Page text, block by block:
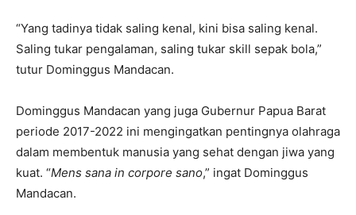
“Yang tadinya tidak saling kenal, kini bisa saling kenal.
Saling tukar pengalaman, saling tukar skill sepak bola,”
tutur Dominggus Mandacan.
Dominggus Mandacan yang juga Gubernur Papua Barat
periode 2017-2022 ini mengingatkan pentingnya olahraga
dalam membentuk manusia yang sehat dengan jiwa yang
kuat. “Mens sana in corpore sano,” ingat Dominggus
Mandacan.